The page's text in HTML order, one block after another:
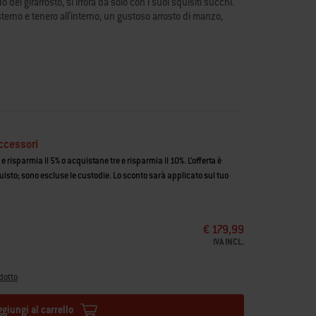
e tenero all'interno, un gustoso arrosto di manzo,
succhi mentre gira
per girarrosto, alloggiamento del girarrosto, motore
risparmia il 5% o acquistane tre e risparmia il 10%. L’offerta è
sono escluse le custodie. Lo sconto sarà applicato sul tuo
€ 179,99
IVA INCL.
al carrello